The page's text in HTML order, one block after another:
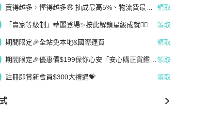
賣得越多，慳得越多🤑 抽成最高5%、物流費最高
領取
「賣家等級制」華麗登場✨按此解鎖星級成就👆🏻 領取
期間限定🎉全站免本地&國際運費 領取
期間限定🎉優惠價$199保你心安「安心購正貨鑑
領取
註冊即賞新會員$300大禮遇💝 領取